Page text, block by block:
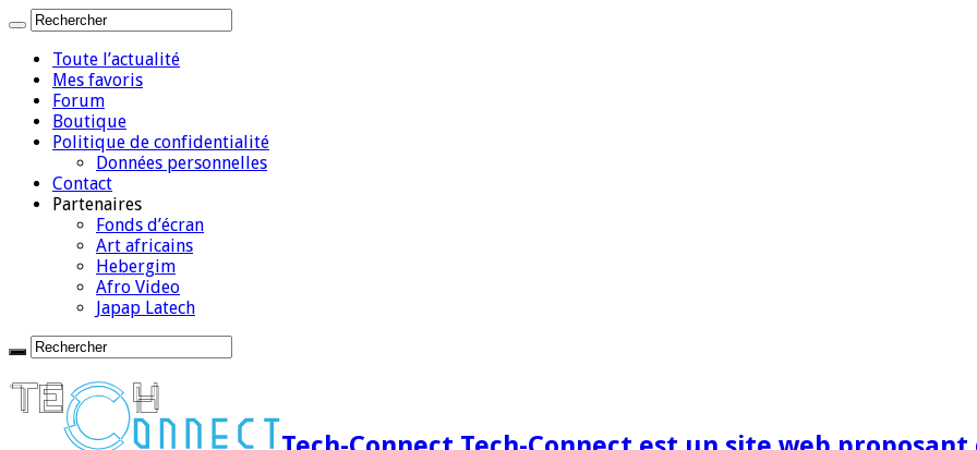
Toute l’actualité
Mes favoris
Forum
Boutique
Politique de confidentialité
Données personnelles
Contact
Partenaires
Fonds d’écran
Art africains
Hebergim
Afro Video
Japap Latech